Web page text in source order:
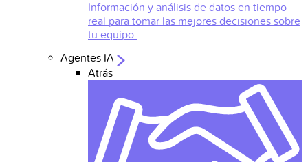
Información y análisis de datos en tiempo
real para tomar las mejores decisiones sobre
tu equipo.
Agentes IA
Atrás